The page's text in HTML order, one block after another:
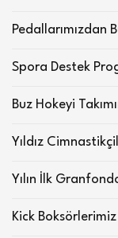
Pedallarımızdan
Spora Destek
Buz Hokeyi
Yıldız
Yılın İlk
Kick